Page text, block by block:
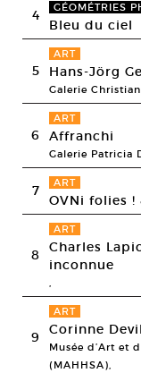
4 GÉOMÉTRIES
Bleu du ciel
5
ART
Hans-Jörg
Galerie
6
ART
Affranchi
Galerie Patricia
7 ART
OVNi folies
8
ART
Charles
inconnue
,
9
ART
Corinne
Musée d’Art et
(MAHHSA),